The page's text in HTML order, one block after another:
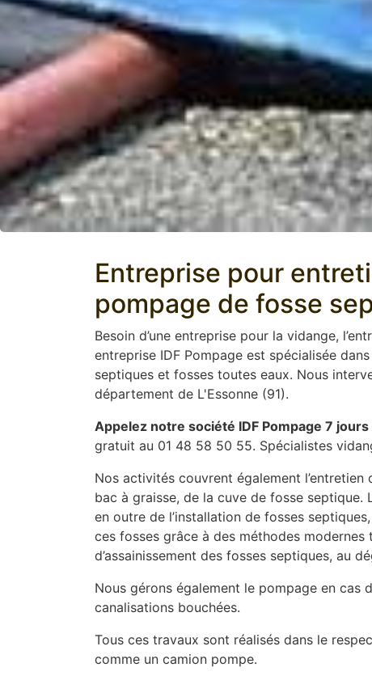
Entreprise pour
pompage de fosse
Besoin d’une entreprise pour la vidange,
entreprise IDF Pompage est spécialisée
septiques et fosses toutes eaux. Nous
département de L'Essonne (91).
Appelez notre société IDF Pompage 7 jours
gratuit au 01 48 58 50 55. Spécialistes
Nos activités couvrent également l’entretien
bac à graisse, de la cuve de fosse septique.
en outre de l’installation de fosses
ces fosses grâce à des méthodes
d’assainissement des fosses septiques, au
Nous gérons également le pompage en cas
canalisations bouchées.
Tous ces travaux sont réalisés dans le
comme un camion pompe.